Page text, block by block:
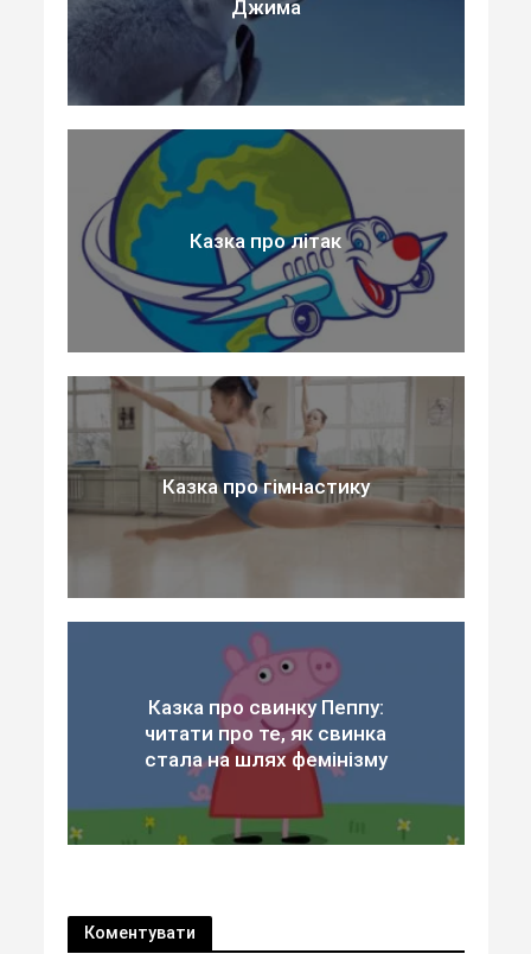
Джима
Казка про літак
Казка про гімнастику
Казка про свинку Пеппу:
читати про те, як свинка
стала на шлях фемінізму
Коментувати